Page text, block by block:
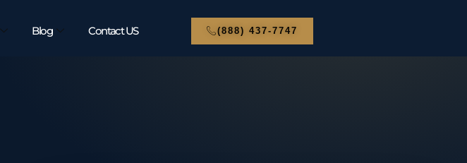
Blog Contact US (888) 437-7747